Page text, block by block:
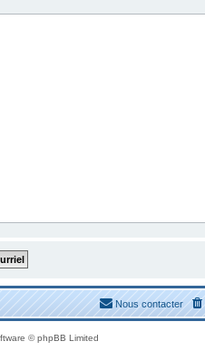
Nous contacter
© phpBB Limited